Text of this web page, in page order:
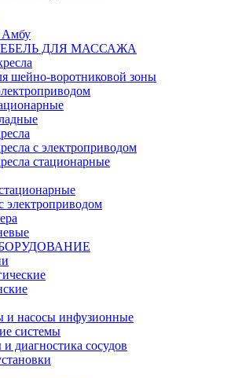
Амбу
ДЛЯ МАССАЖА
шейно-воротниковой зоны
с электроприводом
стационарные
электроприводом
и насосы инфузионные
системы
диагностика сосудов